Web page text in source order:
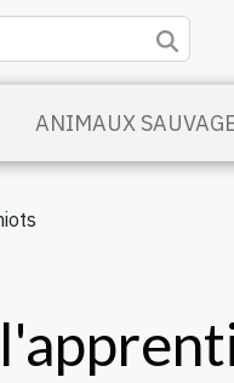
ANIMAUX